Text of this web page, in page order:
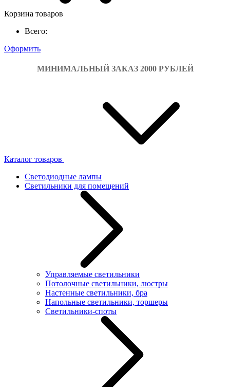
Корзина товаров
Всего:
Оформить
МИНИМАЛЬНЫЙ ЗАКАЗ 2000 РУБЛЕЙ
Каталог товаров
Светодиодные лампы
Светильники для помещений
Управляемые светильники
Потолочные светильники, люстры
Настенные светильники, бра
Напольные светильники, торшеры
Светильники-споты